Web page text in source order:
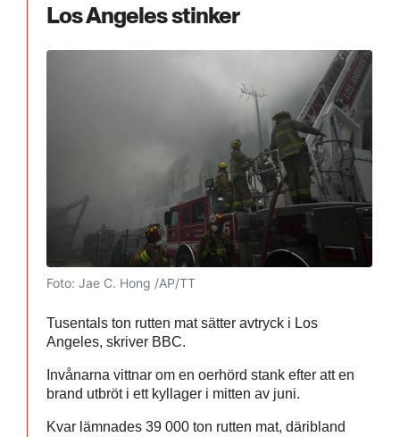
Los Angeles stinker
Foto: Jae C. Hong /AP/TT
Tusentals ton rutten mat sätter avtryck i Los
Angeles, skriver BBC.
Invånarna vittnar om en oerhörd stank efter att en
brand utbröt i ett kyllager i mitten av juni.
Kvar lämnades 39 000 ton rutten mat, däribland